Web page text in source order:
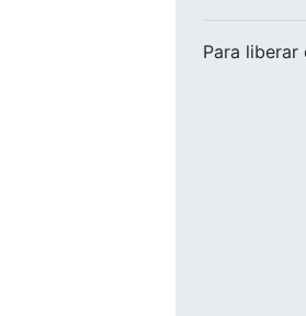
Para liberar